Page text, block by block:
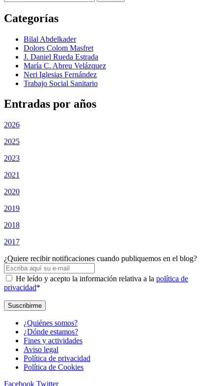
Categorías
Bilal Abdelkader
Dolors Colom Masfret
J. Daniel Rueda Estrada
María C. Abreu Velázquez
Neri Iglesias Fernández
Trabajo Social Sanitario
Entradas por años
2026
2025
2023
2021
2020
2019
2018
2017
¿Quiere recibir notificaciones cuando publiquemos en el blog?
He leído y acepto la información relativa a la política de
privacidad*
¿Quiénes somos?
¿Dónde estamos?
Fines y actividades
Aviso legal
Política de privacidad
Política de Cookies
Facebook Twitter